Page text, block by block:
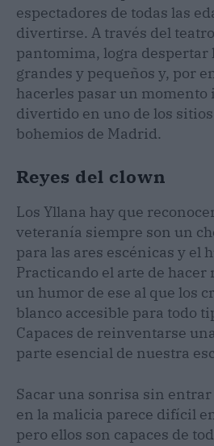
espectadores de todas las
divertirse. A través del
pantomima, logra
grandes y pequeños y, por
hacerles pasar un
divertido en uno de los
bohemios de Madrid.
Reyes del clown
Los Yllana hay que
veteranía siempre son un
para las ares escénicas y el
Practicando el arte de
un humor de ese al que los
blanco accesible para todo
Capaces de reinventarse
parte esencial de nuestra
Sacar una sonrisa sin
en la malicia parece difícil
pero ellos son capaces de